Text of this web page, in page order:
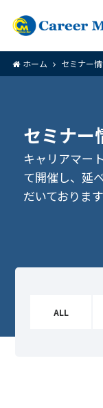
ホーム セミナー
セミナー
キャリアマー
て開催し、延
だいております
ALL